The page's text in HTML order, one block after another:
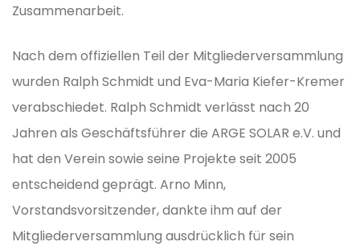
Zusammenarbeit.
Nach dem offiziellen Teil der Mitgliederversammlung
wurden Ralph Schmidt und Eva-Maria Kiefer-Kremer
verabschiedet. Ralph Schmidt verlässt nach 20
Jahren als Geschäftsführer die ARGE SOLAR e.V. und
hat den Verein sowie seine Projekte seit 2005
entscheidend geprägt. Arno Minn,
Vorstandsvorsitzender, dankte ihm auf der
Mitgliederversammlung ausdrücklich für sein